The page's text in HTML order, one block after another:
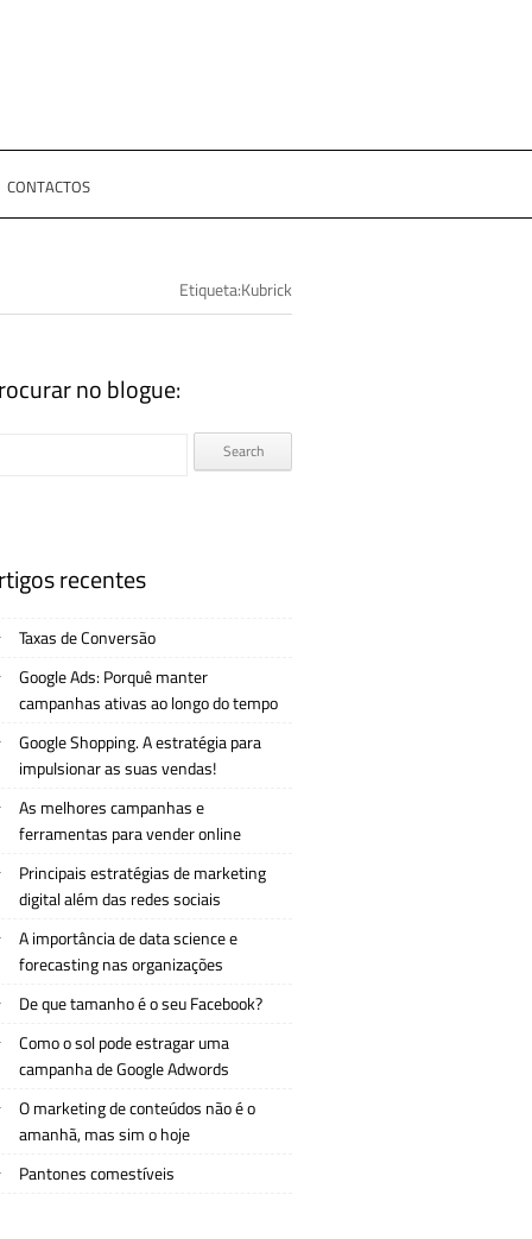
CONTACTOS
Etiqueta:Kubrick
no blogue:
recentes
Taxas de Conversão
Google Ads: Porquê manter
campanhas ativas ao longo do tempo
Google Shopping. A estratégia para
impulsionar as suas vendas!
As melhores campanhas e
ferramentas para vender online
Principais estratégias de marketing
digital além das redes sociais
A importância de data science e
forecasting nas organizações
De que tamanho é o seu Facebook?
Como o sol pode estragar uma
campanha de Google Adwords
O marketing de conteúdos não é o
amanhã, mas sim o hoje
Pantones comestíveis